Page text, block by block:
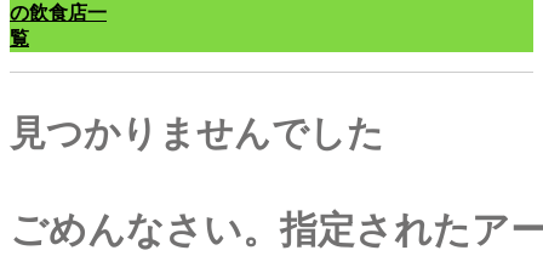
の飲食店一
覧
見つかりませんでした
ごめんなさい。指定されたア